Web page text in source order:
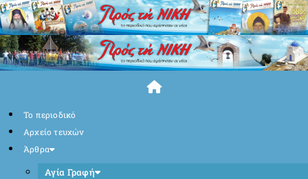
Skip
to
content
Το περιοδικό
Αρχείο τευχών
Άρθρα
Αγία Γραφή